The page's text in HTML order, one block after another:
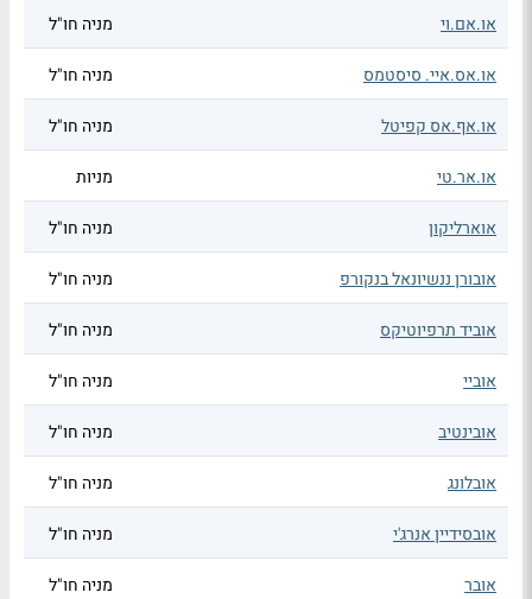
או.אם.וי מניה חו"ל
או.אס.איי. סיסטמס מניה חו"ל
או.אף.אס קפיטל מניה חו"ל
או.אר.טי מניות
אוארליקון מניה חו"ל
אובורן ננשיונאל בנקורפ מניה חו"ל
אוביד תרפיוטיקס מניה חו"ל
אוביי מניה חו"ל
אובינטיב מניה חו"ל
אובלונג מניה חו"ל
אובסידיין אנרג'י מניה חו"ל
אובר מניה חו"ל